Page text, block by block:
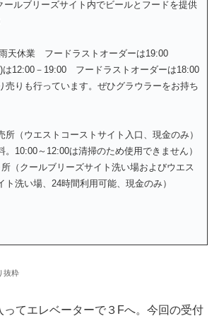
ールブリーズサイト内でビールとフードを提供
天休業 フードラストオーダーは19:00
12:00－19:00 フードラストオーダーは18:00
売りも行っています。ぜひグラウラーをお持ち
所（ウエストコーストサイト入口、現金のみ）
。10:00～12:00は清掃のため使用できません）
（クールブリーズサイト洗い場およびウエス
ト洗い場、24時間利用可能、現金のみ）
抜粋
ってエレベーターで３Fへ。今回の受付